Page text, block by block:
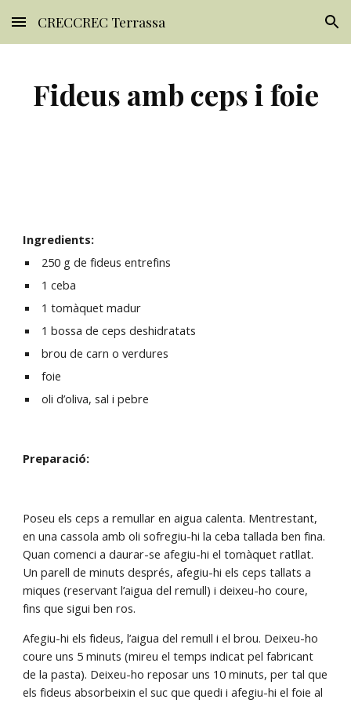
Skip to main content Skip to navigation
CRECCREC Terrassa
Fideus amb ceps i foie
Ingredients:
250 g de fideus entrefins
1 ceba
1 tomàquet madur
1 bossa de ceps deshidratats
brou de carn o verdures
foie
oli d’oliva, sal i pebre
Preparació:
Poseu els ceps a remullar en aigua calenta. Mentrestant,
en una cassola amb oli sofregiu-hi la ceba tallada ben fina.
Quan comenci a daurar-se afegiu-hi el tomàquet ratllat.
Un parell de minuts després, afegiu-hi els ceps tallats a
miques (reservant l’aigua del remull) i deixeu-ho coure,
fins que sigui ben ros.
Afegiu-hi els fideus, l’aigua del remull i el brou. Deixeu-ho
coure uns 5 minuts (mireu el temps indicat pel fabricant
de la pasta). Deixeu-ho reposar uns 10 minuts, per tal que
els fideus absorbeixin el suc que quedi i afegiu-hi el foie al